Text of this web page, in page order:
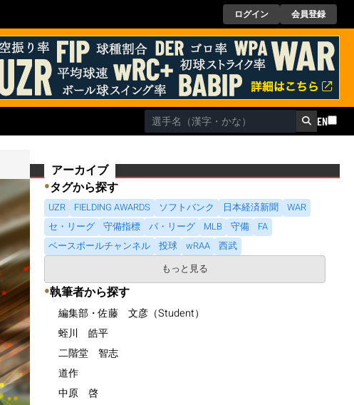
ログイン 会員登録
EN
アーカイブ
●タグから探す
UZR FIELDING AWARDS ソフトバンク 日本経済新聞
WAR
セ・リーグ
守備指標 パ・リーグ MLB 守備
FA
ベースボールチャンネル
投球 wRAA
西武
もっと見る
●執筆者から探す
編集部・佐藤 文彦（Student）
蛭川 皓平
二階堂 智志
道作
中原 啓